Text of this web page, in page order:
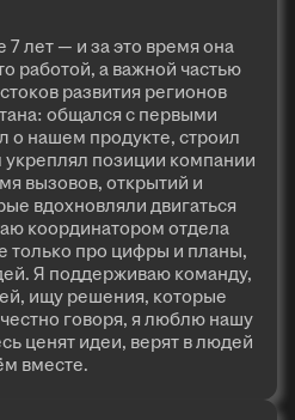
лет — и за это время она
работой, а важной частью
развития регионов
общался с первыми
о нашем продукте, строил
позиции компании
вызовов, открытий и
вдохновляли двигаться
координатором отдела
только про цифры и планы,
Я поддерживаю команду,
ищу решения, которые
говоря, я люблю нашу
ценят идеи, верят в людей
вместе.